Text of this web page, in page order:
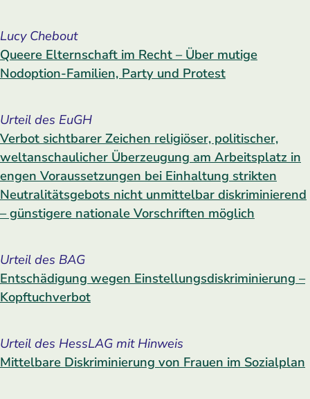
Lucy Chebout
Queere Elternschaft im Recht – Über mutige
Nodoption-Familien, Party und Protest
Urteil des EuGH
Verbot sichtbarer Zeichen religiöser, politischer,
weltanschaulicher Überzeugung am Arbeitsplatz in
engen Voraussetzungen bei Einhaltung strikten
Neutralitätsgebots nicht unmittelbar diskriminierend
– günstigere nationale Vorschriften möglich
Urteil des BAG
Entschädigung wegen Einstellungs­diskriminierung –
Kopftuchverbot
Urteil des HessLAG mit Hinweis
Mittelbare Diskriminierung von Frauen im Sozialplan